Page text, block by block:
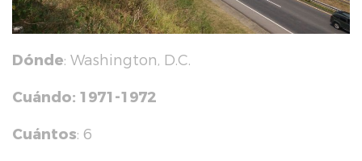
Dónde: Washington, D.C.
Cuándo: 1971-1972
Cuántos: 6